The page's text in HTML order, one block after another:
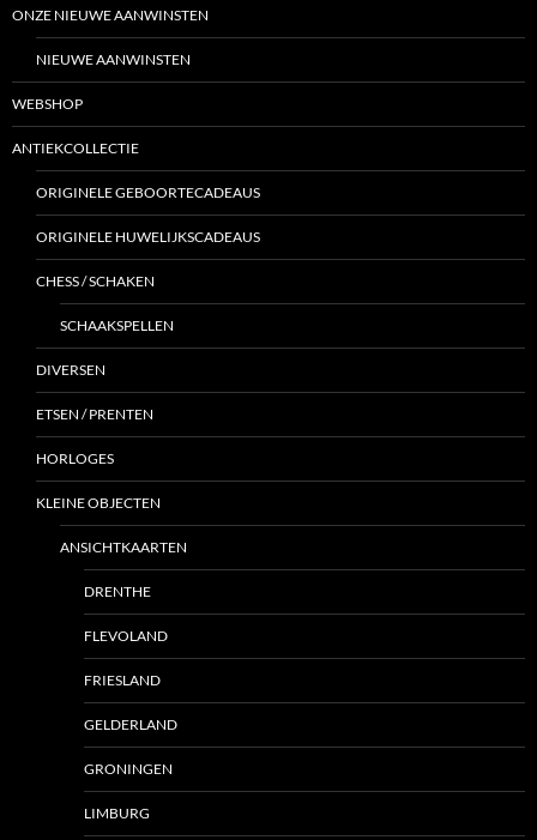
ONZE NIEUWE AANWINSTEN
NIEUWE AANWINSTEN
WEBSHOP
ANTIEKCOLLECTIE
ORIGINELE GEBOORTECADEAUS
ORIGINELE HUWELIJKSCADEAUS
CHESS / SCHAKEN
SCHAAKSPELLEN
DIVERSEN
ETSEN / PRENTEN
HORLOGES
KLEINE OBJECTEN
ANSICHTKAARTEN
DRENTHE
FLEVOLAND
FRIESLAND
GELDERLAND
GRONINGEN
LIMBURG